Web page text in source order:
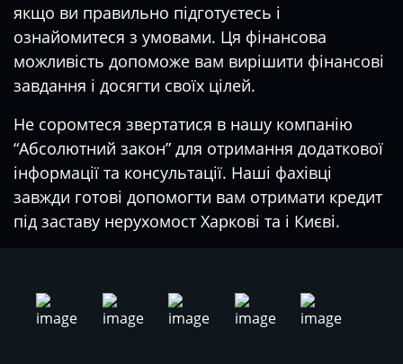
якщо ви правильно підготуєтесь і
ознайомитеся з умовами. Ця фінансова
можливість допоможе вам вирішити фінансові
завдання і досягти своїх цілей.
Не соромтеся звертатися в нашу компанію
“Абсолютний закон” для отримання додаткової
інформації та консультації. Наші фахівці
завжди готові допомогти вам отримати кредит
під заставу нерухомост Харкові та і Києві.